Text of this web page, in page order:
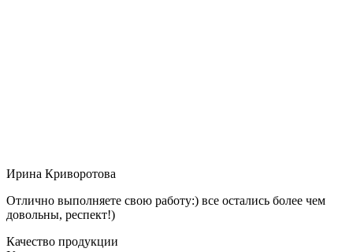
Ирина Криворотова
Отлично выполняете свою работу:) все остались более чем
довольны, респект!)
Качество продукции